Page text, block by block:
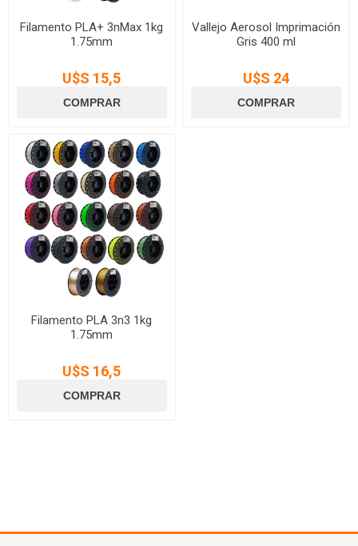
Filamento PLA+ 3nMax 1kg
1.75mm
U$S 15,5
Vallejo Aerosol Imprimación
Gris 400 ml
U$S 24
Filamento PLA 3n3 1kg
1.75mm
U$S 16,5